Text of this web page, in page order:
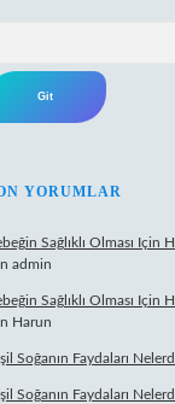
YORUMLAR
Sağlıklı Olması Için
admin
Sağlıklı Olması Için
Harun
Soğanın Faydaları
Soğanın Faydaları